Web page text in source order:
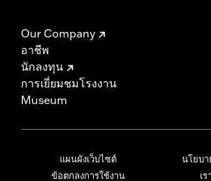
Our Company
อาชีพ
นักลงทุน
การเยี่ยมชมโรงงาน
Museum
แผนผังเว็บไซต์
ข้อตกลงการใช้งาน
นโยบา
เ